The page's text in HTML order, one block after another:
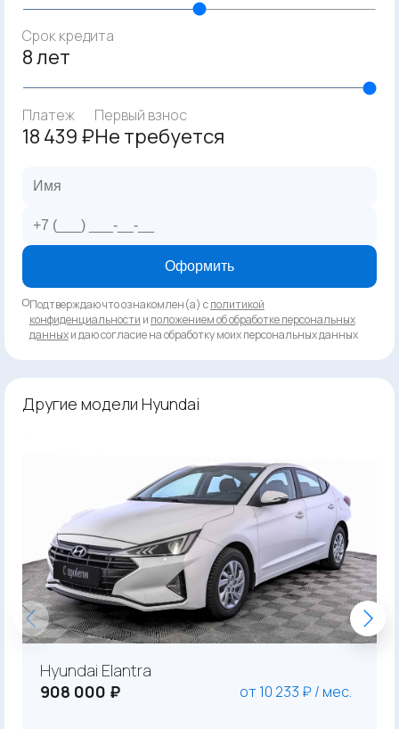
Срок кредита
8 лет
Платеж
18 439 ₽
Первый взнос
Не требуется
Оформить
Подтверждаю что ознакомлен(а) сполитикой
конфиденциальности и положением об обработке персональных
данныхи даю согласие на обработку моих персональных данных
Другие модели Hyundai
Hyundai Elantra
908 000 ₽
от 10 233 ₽ / мес.